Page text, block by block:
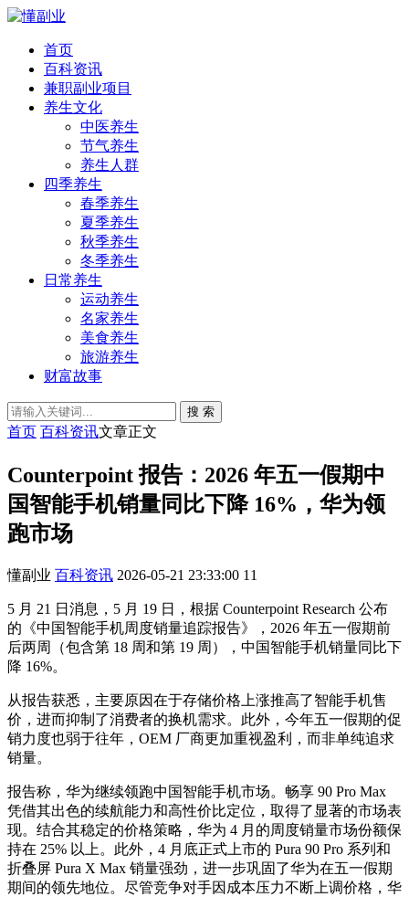
首页
百科资讯
兼职副业项目
养生文化
中医养生
节气养生
养生人群
四季养生
春季养生
夏季养生
秋季养生
冬季养生
日常养生
运动养生
名家养生
美食养生
旅游养生
财富故事
搜 索
首页 百科资讯文章正文
Counterpoint 报告：2026 年五一假期中
国智能手机销量同比下降 16%，华为领
跑市场
懂副业 百科资讯 2026-05-21 23:33:00 11
5 月 21 日消息，5 月 19 日，根据 Counterpoint Research 公布
的《中国智能手机周度销量追踪报告》，2026 年五一假期前
后两周（包含第 18 周和第 19 周），中国智能手机销量同比下
降 16%。
从报告获悉，主要原因在于存储价格上涨推高了智能手机售
价，进而抑制了消费者的换机需求。此外，今年五一假期的促
销力度也弱于往年，OEM 厂商更加重视盈利，而非单纯追求
销量。
报告称，华为继续领跑中国智能手机市场。畅享 90 Pro Max
凭借其出色的续航能力和高性价比定位，取得了显著的市场表
现。结合其稳定的价格策略，华为 4 月的周度销量市场份额保
持在 25% 以上。此外，4 月底正式上市的 Pura 90 Pro 系列和
折叠屏 Pura X Max 销量强劲，进一步巩固了华为在五一假期
期间的领先地位。尽管竞争对手因成本压力不断上调价格，华